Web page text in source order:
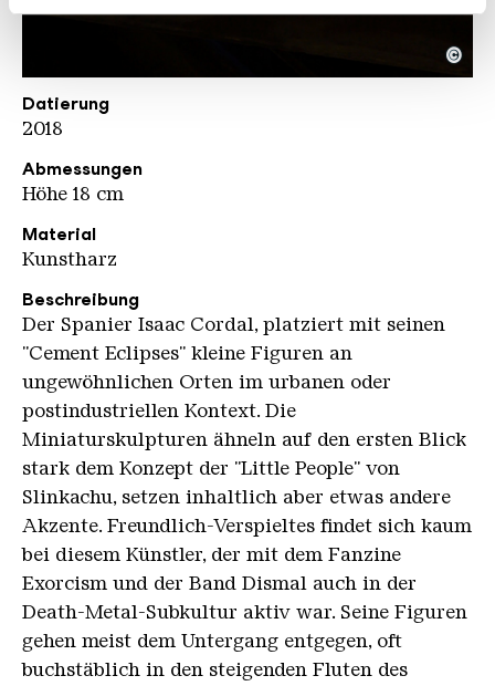
Cordal Isaac Eisentraeger
Copyright: Weltkulturerbe Völklinger Hütte / Hans
©
Datierung
2018
Abmessungen
Höhe 18 cm
Material
Kunstharz
Beschreibung
Der Spanier Isaac Cordal, platziert mit seinen
"Cement Eclipses" kleine Figuren an
ungewöhnlichen Orten im urbanen oder
postindustriellen Kontext. Die
Miniaturskulpturen ähneln auf den ersten Blick
stark dem Konzept der "Little People" von
Slinkachu, setzen inhaltlich aber etwas andere
Akzente. Freundlich-Verspieltes findet sich kaum
bei diesem Künstler, der mit dem Fanzine
Exorcism und der Band Dismal auch in der
Death-Metal-Subkultur aktiv war. Seine Figuren
gehen meist dem Untergang entgegen, oft
buchstäblich in den steigenden Fluten des